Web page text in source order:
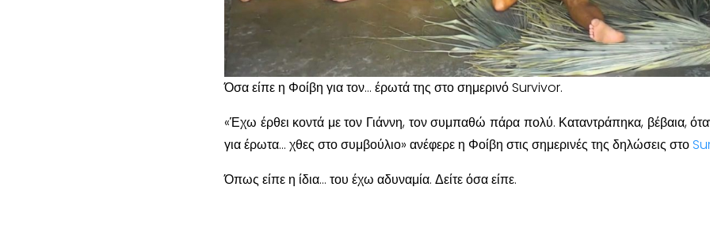
Όσα είπε η Φοίβη για τον… έρωτά της στο σημερινό Survivor.
«Έχω έρθει κοντά με τον Γιάννη, τον συμπαθώ πάρα πολύ. Καταντράπηκα, βέβαια,
για έρωτα… χθες στο συμβούλιο» ανέφερε η Φοίβη στις σημερινές της δηλώσεις στο
Όπως είπε η ίδια… του έχω αδυναμία. Δείτε όσα είπε.